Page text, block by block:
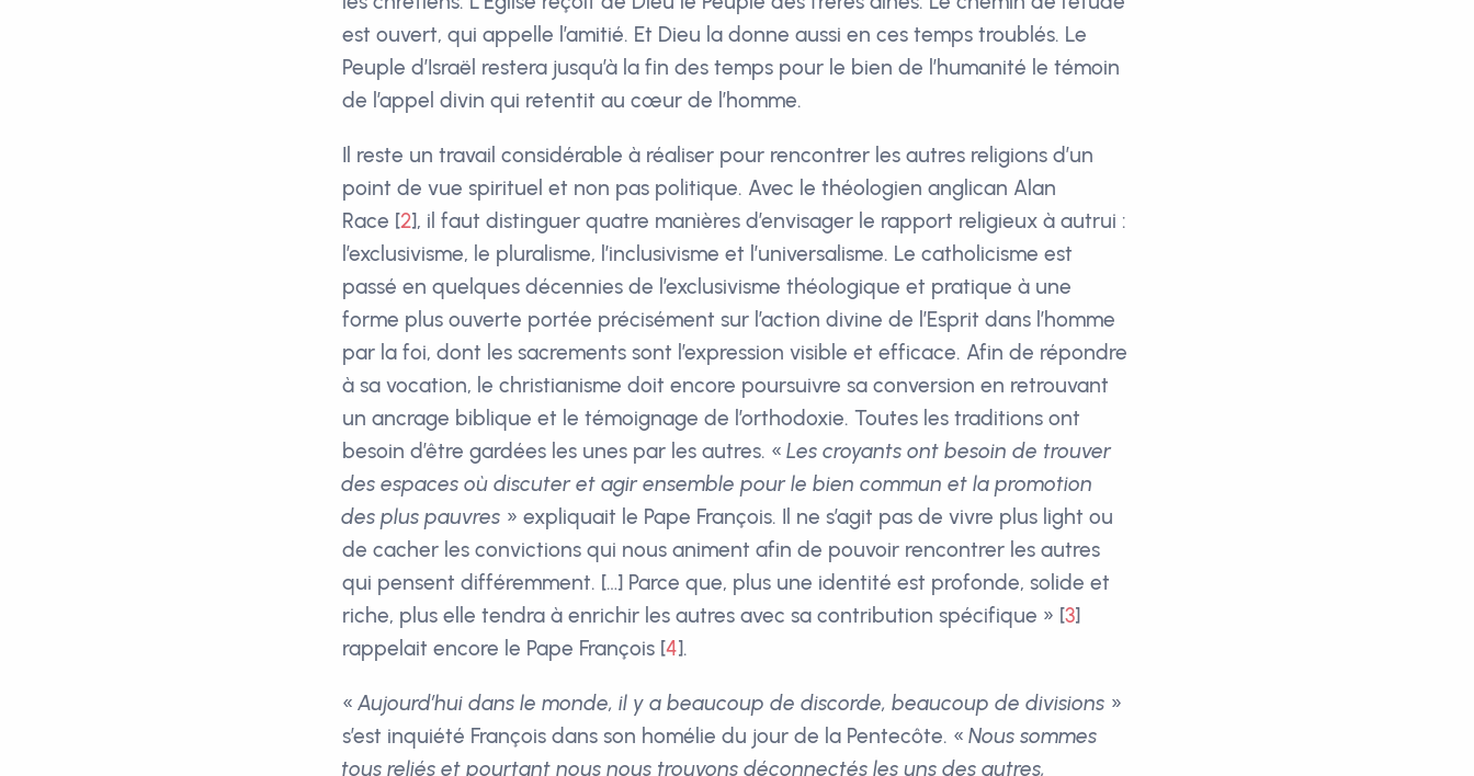
est ouvert, qui appelle l’amitié. Et Dieu la donne aussi en ces temps troublés. Le
Peuple d’Israël restera jusqu’à la fin des temps pour le bien de l’humanité le témoin
de l’appel divin qui retentit au cœur de l’homme.
Il reste un travail considérable à réaliser pour rencontrer les autres religions d’un
point de vue spirituel et non pas politique. Avec le théologien anglican Alan
Race [2], il faut distinguer quatre manières d’envisager le rapport religieux à autrui :
l’exclusivisme, le pluralisme, l’inclusivisme et l’universalisme. Le catholicisme est
passé en quelques décennies de l’exclusivisme théologique et pratique à une
forme plus ouverte portée précisément sur l’action divine de l’Esprit dans l’homme
par la foi, dont les sacrements sont l’expression visible et efficace. Afin de répondre
à sa vocation, le christianisme doit encore poursuivre sa conversion en retrouvant
un ancrage biblique et le témoignage de l’orthodoxie. Toutes les traditions ont
besoin d’être gardées les unes par les autres. «Les croyants ont besoin de trouver
des espaces où discuter et agir ensemble pour le bien commun et la promotion
des plus pauvres » expliquait le Pape François. Il ne s’agit pas de vivre plus light ou
de cacher les convictions qui nous animent afin de pouvoir rencontrer les autres
qui pensent différemment. […] Parce que, plus une identité est profonde, solide et
riche, plus elle tendra à enrichir les autres avec sa contribution spécifique » [3]
rappelait encore le Pape François [4].
«Aujourd’hui dans le monde, il y a beaucoup de discorde, beaucoup de divisions »
s’est inquiété François dans son homélie du jour de la Pentecôte. «Nous sommes
tous reliés et pourtant nous nous trouvons déconnectés les uns des autres,